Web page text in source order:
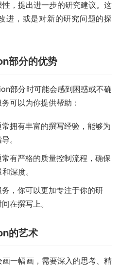
，提出进一步的研究建议。这
进，或是对新的研究问题的探
部分的优势
部分时可能会感到困惑或不确
可以为你提供帮助：
常拥有丰富的撰写经验，能够为
。
常有严格的质量控制流程，确保
深度。
务，你可以更加专注于你的研
在撰写上。
的艺术
一幅画，需要深入的思考、精